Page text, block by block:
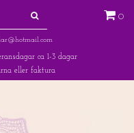
0
ca 1-3 dagar
eller faktura